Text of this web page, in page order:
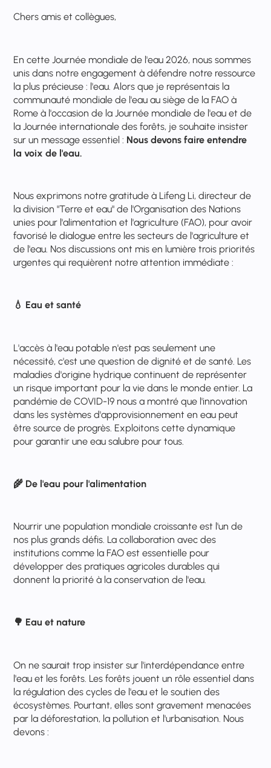
Chers amis et collègues,
En cette Journée mondiale de l'eau 2026, nous sommes
unis dans notre engagement à défendre notre ressource
la plus précieuse : l'eau. Alors que je représentais la
communauté mondiale de l'eau au siège de la FAO à
Rome à l'occasion de la Journée mondiale de l'eau et de
la Journée internationale des forêts, je souhaite insister
sur un message essentiel : Nous devons faire entendre
la voix de l'eau.
Nous exprimons notre gratitude à Lifeng Li, directeur de
la division "Terre et eau" de l'Organisation des Nations
unies pour l'alimentation et l'agriculture (FAO), pour avoir
favorisé le dialogue entre les secteurs de l'agriculture et
de l'eau. Nos discussions ont mis en lumière trois priorités
urgentes qui requièrent notre attention immédiate :
💧 Eau et santé
L'accès à l'eau potable n'est pas seulement une
nécessité, c'est une question de dignité et de santé. Les
maladies d'origine hydrique continuent de représenter
un risque important pour la vie dans le monde entier. La
pandémie de COVID-19 nous a montré que l'innovation
dans les systèmes d'approvisionnement en eau peut
être source de progrès. Exploitons cette dynamique
pour garantir une eau salubre pour tous.
🌾 De l'eau pour l'alimentation
Nourrir une population mondiale croissante est l'un de
nos plus grands défis. La collaboration avec des
institutions comme la FAO est essentielle pour
développer des pratiques agricoles durables qui
donnent la priorité à la conservation de l'eau.
🌳 Eau et nature
On ne saurait trop insister sur l'interdépendance entre
l'eau et les forêts. Les forêts jouent un rôle essentiel dans
la régulation des cycles de l'eau et le soutien des
écosystèmes. Pourtant, elles sont gravement menacées
par la déforestation, la pollution et l'urbanisation. Nous
devons :